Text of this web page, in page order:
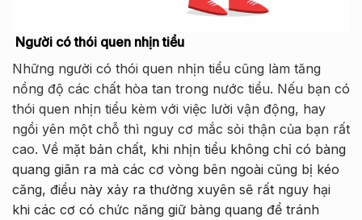
Người có thói quen nhịn tiểu
Những người có thói quen nhịn tiểu cũng làm tăng
nồng độ các chất hòa tan trong nước tiểu. Nếu bạn có
thói quen nhịn tiểu kèm với việc lười vận động, hay
ngồi yên một chỗ thì nguy cơ mắc sỏi thận của bạn rất
cao. Về mặt bản chất, khi nhịn tiểu không chỉ có bàng
quang giãn ra mà các cơ vòng bên ngoài cũng bị kéo
căng, điều này xảy ra thường xuyên sẽ rất nguy hại
khi các cơ có chức năng giữ bàng quang để tránh